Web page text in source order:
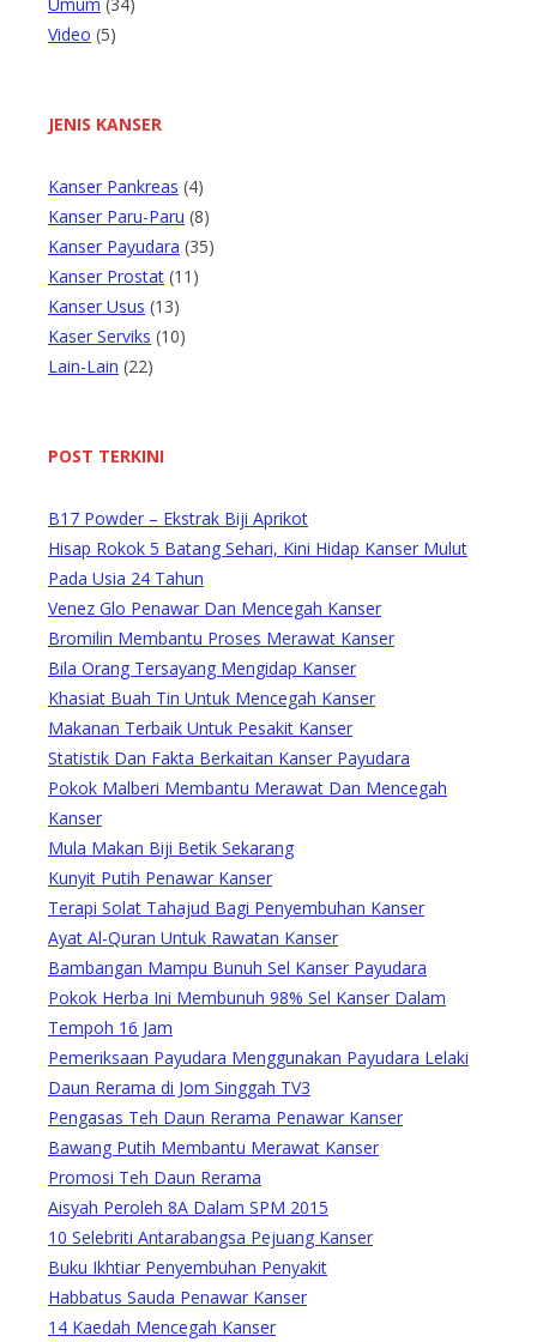
Umum (34)
Video (5)
JENIS KANSER
Kanser Pankreas (4)
Kanser Paru-Paru (8)
Kanser Payudara (35)
Kanser Prostat (11)
Kanser Usus (13)
Kaser Serviks (10)
Lain-Lain (22)
POST TERKINI
B17 Powder – Ekstrak Biji Aprikot
Hisap Rokok 5 Batang Sehari, Kini Hidap Kanser Mulut
Pada Usia 24 Tahun
Venez Glo Penawar Dan Mencegah Kanser
Bromilin Membantu Proses Merawat Kanser
Bila Orang Tersayang Mengidap Kanser
Khasiat Buah Tin Untuk Mencegah Kanser
Makanan Terbaik Untuk Pesakit Kanser
Statistik Dan Fakta Berkaitan Kanser Payudara
Pokok Malberi Membantu Merawat Dan Mencegah
Kanser
Mula Makan Biji Betik Sekarang
Kunyit Putih Penawar Kanser
Terapi Solat Tahajud Bagi Penyembuhan Kanser
Ayat Al-Quran Untuk Rawatan Kanser
Bambangan Mampu Bunuh Sel Kanser Payudara
Pokok Herba Ini Membunuh 98% Sel Kanser Dalam
Tempoh 16 Jam
Pemeriksaan Payudara Menggunakan Payudara Lelaki
Daun Rerama di Jom Singgah TV3
Pengasas Teh Daun Rerama Penawar Kanser
Bawang Putih Membantu Merawat Kanser
Promosi Teh Daun Rerama
Aisyah Peroleh 8A Dalam SPM 2015
10 Selebriti Antarabangsa Pejuang Kanser
Buku Ikhtiar Penyembuhan Penyakit
Habbatus Sauda Penawar Kanser
14 Kaedah Mencegah Kanser